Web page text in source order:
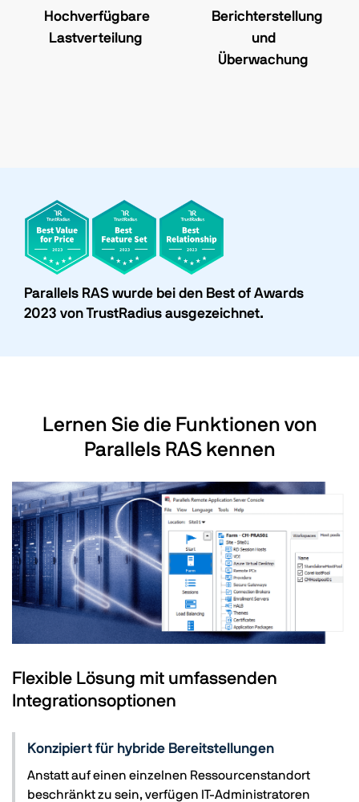
Hochverfügbare
Lastverteilung
Berichterstellung
und
Überwachung
Parallels RAS wurde bei den Best of Awards
2023 von TrustRadius ausgezeichnet.
Lernen Sie die Funktionen von
Parallels RAS kennen
Flexible Lösung mit umfassenden
Integrationsoptionen
Konzipiert für hybride Bereitstellungen
Anstatt auf einen einzelnen Ressourcenstandort
beschränkt zu sein, verfügen IT-Administratoren